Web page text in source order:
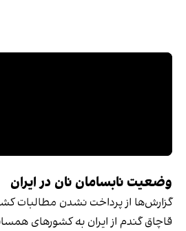
وضعیت نابسامان نان در ایران
گزارش‌ها از پرداخت نشدن مطالبات
قاچاق گندم از ایران به کشورهای